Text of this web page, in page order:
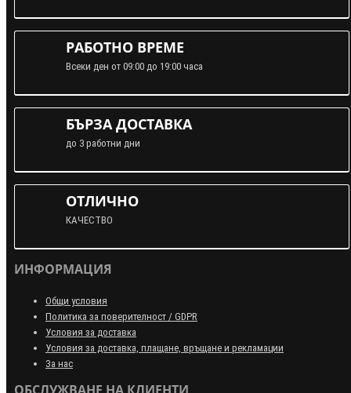
РАБОТНО ВРЕМЕ
Всеки ден от 09:00 до 19:00 часа
БЪРЗА ДОСТАВКА
до 3 работни дни
ОТЛИЧНО
КАЧЕСТВО
ИНФОРМАЦИЯ
Общи условия
Политика за поверителност / GDPR
Условия за доставка
Условия за доставка, плащане, връщане и рекламации
За нас